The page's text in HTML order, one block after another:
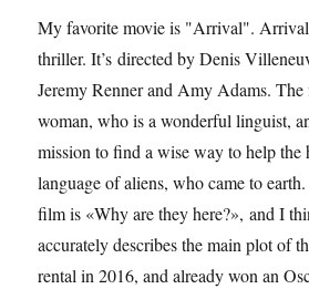
My favorite movie is "Arrival". Arrival
thriller. It’s directed by Denis
Jeremy Renner and Amy Adams.
woman, who is a wonderful linguist,
mission to find a wise way to help the
language of aliens, who came to
film is «Why are they here?», and I
accurately describes the main plot of
rental in 2016, and already won an